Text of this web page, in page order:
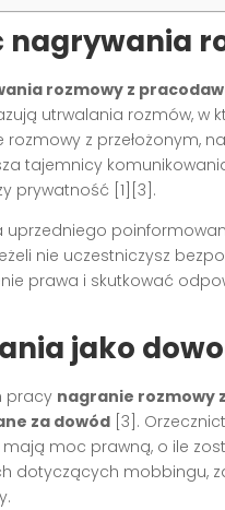
nagrywania
rozmowy z
utrwalania rozmów, w
rozmowy z przełożonym,
tajemnicy
prywatność [1][3].
uprzedniego
nie uczestniczysz
prawa i skutkować
jako
pracy nagranie rozmowy
za dowód [3].
moc prawną, o ile
dotyczących mobbingu,